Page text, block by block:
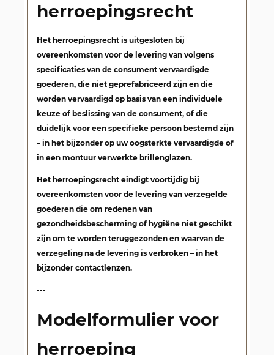
herroepingsrecht
Het herroepingsrecht is uitgesloten bij
overeenkomsten voor de levering van volgens
specificaties van de consument vervaardigde
goederen, die niet geprefabriceerd zijn en die
worden vervaardigd op basis van een individuele
keuze of beslissing van de consument, of die
duidelijk voor een specifieke persoon bestemd zijn
– in het bijzonder op uw oogsterkte vervaardigde of
in een montuur verwerkte brillenglazen.
Het herroepingsrecht eindigt voortijdig bij
overeenkomsten voor de levering van verzegelde
goederen die om redenen van
gezondheidsbescherming of hygiëne niet geschikt
zijn om te worden teruggezonden en waarvan de
verzegeling na de levering is verbroken – in het
bijzonder contactlenzen.
---
Modelformulier voor
herroeping